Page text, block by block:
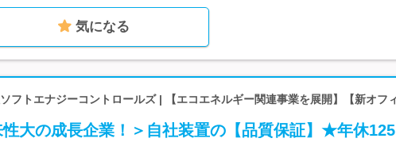
気になる
フトエナジーコントロールズ | 【エコエネルギー関連事業を展開】【新オフ
性大の成長企業！＞自社装置の【品質保証】★年休125